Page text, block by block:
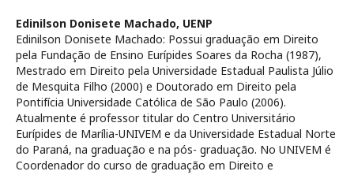
Edinilson Donisete Machado, UENP
Edinilson Donisete Machado: Possui graduação em Direito
pela Fundação de Ensino Eurípides Soares da Rocha (1987),
Mestrado em Direito pela Universidade Estadual Paulista Júlio
de Mesquita Filho (2000) e Doutorado em Direito pela
Pontifícia Universidade Católica de São Paulo (2006).
Atualmente é professor titular do Centro Universitário
Eurípides de Marília-UNIVEM e da Universidade Estadual Norte
do Paraná, na graduação e na pós- graduação. No UNIVEM é
Coordenador do curso de graduação em Direito e